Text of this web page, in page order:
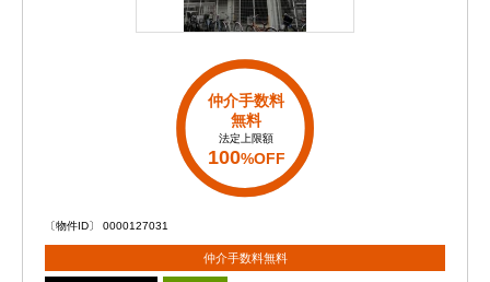
仲介手数料
無料
法定上限額
100%OFF
〔物件ID〕 0000127031
仲介手数料無料